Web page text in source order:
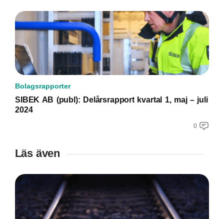
Bolagsrapporter
SIBEK AB (publ): Delårsrapport kvartal 1, maj – juli
2024
0
Läs även